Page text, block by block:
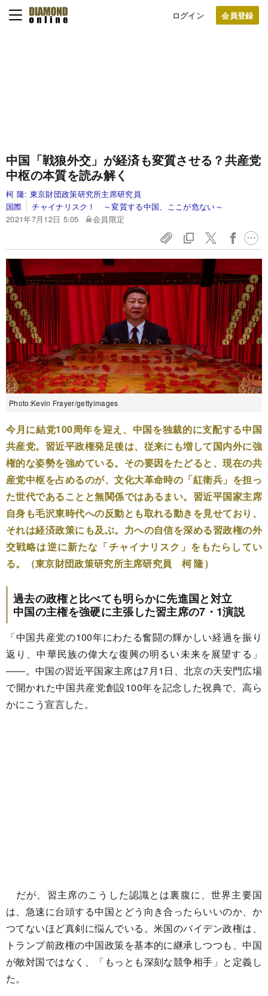
ログイン
中国「戦狼外交」が経済も変質させる？共産党
中枢の本質を読み解く
柯 隆: 東京財団政策研究所主席研究員
国際
チャイナリスク！ ～変質する中国、ここが危ない～
2021年7月12日 5:05
会員限定
Photo:Kevin Frayer/gettyimages
今月に結党100周年を迎え、中国を独裁的に支配する中国
共産党。習近平政権発足後は、従来にも増して国内外に強
権的な姿勢を強めている。その要因をたどると、現在の共
産党中枢を占めるのが、文化大革命時の「紅衛兵」を担っ
た世代であることと無関係ではあるまい。習近平国家主席
自身も毛沢東時代への反動とも取れる動きを見せており、
それは経済政策にも及ぶ。力への自信を深める習政権の外
交戦略は逆に新たな「チャイナリスク」をもたらしてい
る。（東京財団政策研究所主席研究員 柯 隆）
過去の政権と比べても明らかに先進国と対立
中国の主権を強硬に主張した習主席の7・1演説
「中国共産党の100年にわたる奮闘の輝かしい経過を振り
返り、中華民族の偉大な復興の明るい未来を展望する」
――。中国の習近平国家主席は7月1日、北京の天安門広場
で開かれた中国共産党創設100年を記念した祝典で、高ら
かにこう宣言した。
だが、習主席のこうした認識とは裏腹に、世界主要国
は、急速に台頭する中国とどう向き合ったらいいのか、か
つてないほど真剣に悩んでいる。米国のバイデン政権は、
トランプ前政権の中国政策を基本的に継承しつつも、中国
が敵対国ではなく、「もっとも深刻な競争相手」と定義し
た。